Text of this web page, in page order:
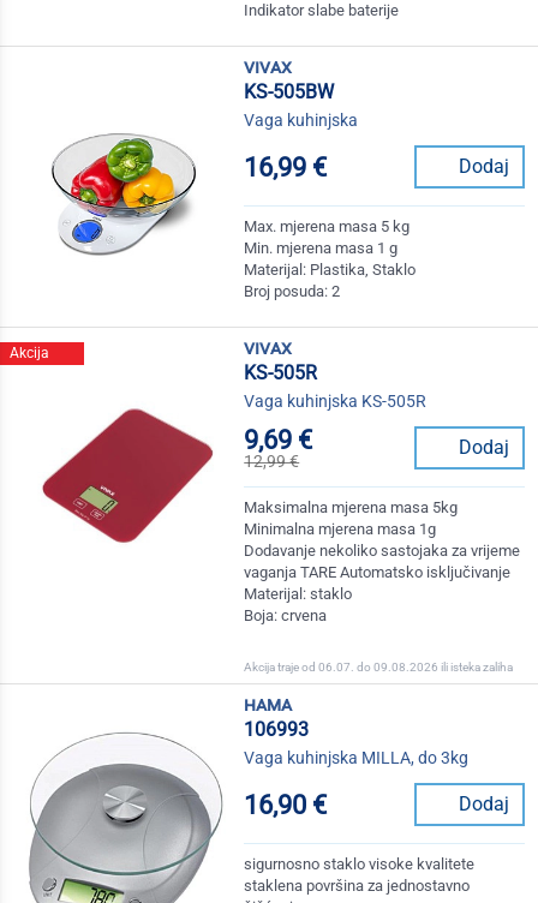
Indikator slabe baterije
vivax
KS-505BW
Vaga kuhinjska
16,99 € Dodaj
Max. mjerena masa 5 kg
Min. mjerena masa 1 g
Materijal: Plastika, Staklo
Broj posuda: 2
Akcija
vivax
KS-505R
Vaga kuhinjska KS-505R
9,69 €
12,99 €
Dodaj
Maksimalna mjerena masa 5kg
Minimalna mjerena masa 1g
Dodavanje nekoliko sastojaka za vrijeme
vaganja TARE Automatsko isključivanje
Materijal: staklo
Boja: crvena
Akcija traje od 06.07. do 09.08.2026 ili isteka zaliha
hama
106993
Vaga kuhinjska MILLA, do 3kg
16,90 € Dodaj
sigurnosno staklo visoke kvalitete
staklena površina za jednostavno